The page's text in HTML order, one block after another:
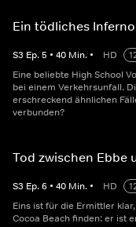
Ein tödliches Inferno
S3 Ep.5 • 40 Min. • HD
Eine beliebte High School
bei einem Verkehrsunfall.
erschreckend ähnlichen
verbunden?
Tod zwischen Ebbe
S3 Ep.6 • 40 Min. • HD
Eins ist für die Ermittler
Cocoa Beach finden: er ist